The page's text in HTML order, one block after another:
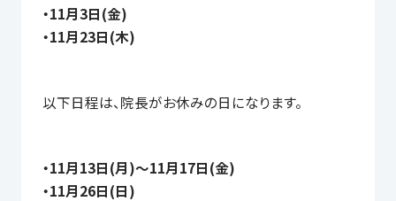
・11月3日(金)
・11月23日(木)
以下日程は、院長がお休みの日になります。
・11月13日(月)〜11月17日(金)
・11月26日(日)